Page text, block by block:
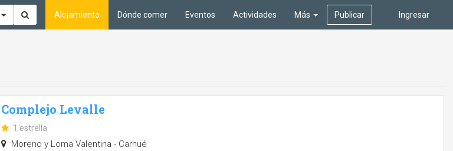
Ingresar
Alojamiento Dónde comer Eventos Actividades Más Publicar
Complejo Levalle
1 estrella
Moreno y Loma Valentina - Carhué